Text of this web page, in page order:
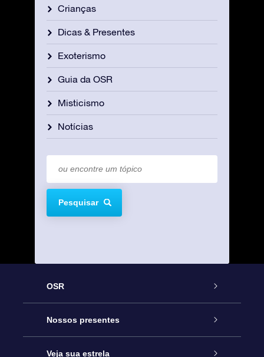
Crianças
Dicas & Presentes
Exoterismo
Guia da OSR
Misticismo
Notícias
Pesquisar
OSR
Serviço
Entre em contato conosco
Nossos presentes
Presente estrelar on-line
Veja sua estrela